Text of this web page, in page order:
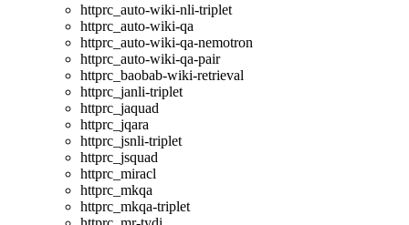
httprc_auto-wiki-nli-triplet
httprc_auto-wiki-qa
httprc_auto-wiki-qa-nemotron
httprc_auto-wiki-qa-pair
httprc_baobab-wiki-retrieval
httprc_janli-triplet
httprc_jaquad
httprc_jqara
httprc_jsnli-triplet
httprc_jsquad
httprc_miracl
httprc_mkqa
httprc_mkqa-triplet